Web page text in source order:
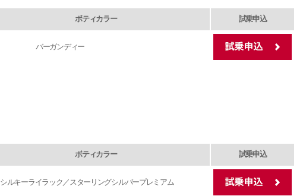
ボティカラー 試乗申込
バーガンディー
ボティカラー 試乗申込
シルキーライラック／スターリングシルバープレミアム